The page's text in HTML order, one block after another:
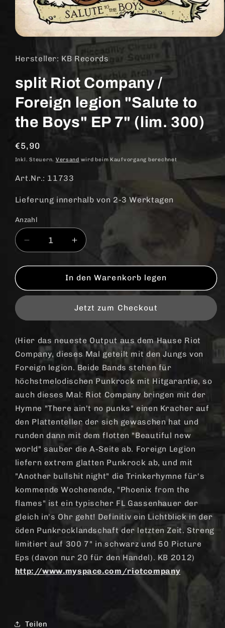
in
Modal
Hersteller: KB Records
split Riot Company /
Foreign legion "Salute to
the Boys" EP 7" (lim. 300)
Normaler
Preis
€5,90
Inkl. Steuern. Versand wird beim Kaufvorgang berechnet
Art.Nr.: 11733
Lieferung innerhalb von 2-3 Werktagen
Anzahl
Anzahl
Verringere
die
Menge
split
/
legion
&quot;Salute
to
the
EP
7&quot;
(lim.
300)
Erhöhe
die
Menge
für
split
Company
/
legion
&quot;Salute
to
the
EP
7&quot;
(lim.
300)
In den Warenkorb legen
Jetzt zum Checkout
(Hier das neueste Output aus dem Hause Riot
Company, dieses Mal geteilt mit den Jungs von
Foreign legion. Beide Bands stehen für
höchstmelodischen Punkrock mit Hitgarantie, so
auch dieses Mal: Riot Company bringen mit der
Hymne "There ain't no punks" einen Kracher auf
den Plattenteller der sich gewaschen hat und
runden dann mit dem flotten "Beautiful new
world" sauber die A-Seite ab. Foreign Legion
liefern extrem glatten Punkrock ab, und mit
"Another bullshit night" die Trinkerhymne für's
kommende Wochenende, "Phoenix from the
flames" ist ein typischer FL Gassenhauer der
gleich in's Ohr geht! Definitiv ein Lichtblick in der
öden Punkrocklandschaft der letzten Zeit. Streng
limitiert auf 300 7" in schwarz und 50 Picture
Eps (davon nur 20 für den Handel). KB 2012)
http://www.myspace.com/riotcompany
Teilen